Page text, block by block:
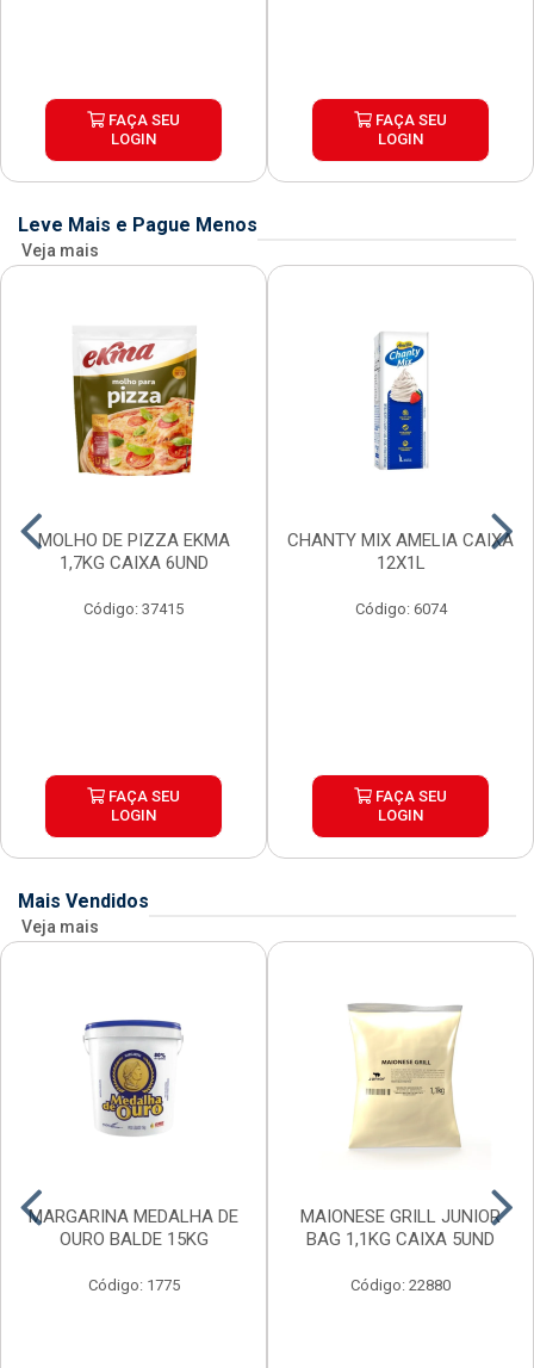
FAÇA SEU
LOGIN
FAÇA SEU
LOGIN
Leve Mais e Pague Menos
Veja mais
MOLHO DE PIZZA EKMA
1,7KG CAIXA 6UND
Código: 37415
FAÇA SEU
LOGIN
CHANTY MIX AMELIA CAIXA
12X1L
Código: 6074
FAÇA SEU
LOGIN
Mais Vendidos
Veja mais
MARGARINA MEDALHA DE
OURO BALDE 15KG
Código: 1775
MAIONESE GRILL JUNIOR
BAG 1,1KG CAIXA 5UND
Código: 22880